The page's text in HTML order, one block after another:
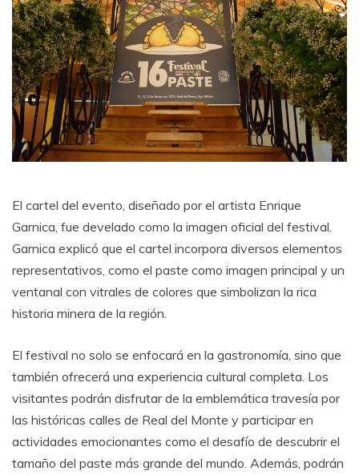
El cartel del evento, diseñado por el artista Enrique
Garnica, fue develado como la imagen oficial del festival.
Garnica explicó que el cartel incorpora diversos elementos
representativos, como el paste como imagen principal y un
ventanal con vitrales de colores que simbolizan la rica
historia minera de la región.
El festival no solo se enfocará en la gastronomía, sino que
también ofrecerá una experiencia cultural completa. Los
visitantes podrán disfrutar de la emblemática travesía por
las históricas calles de Real del Monte y participar en
actividades emocionantes como el desafío de descubrir el
tamaño del paste más grande del mundo. Además, podrán